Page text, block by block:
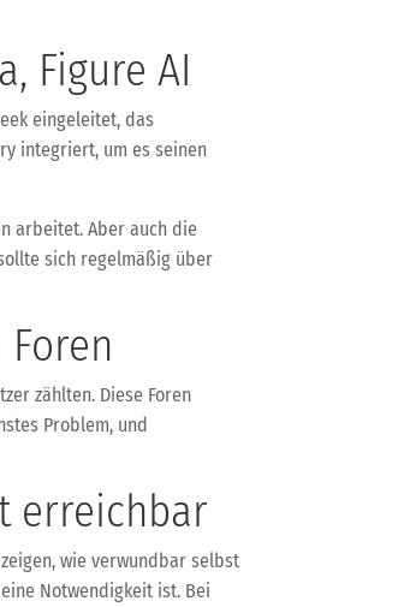
Figure AI
eingeleitet, das
integriert, um es seinen
arbeitet. Aber auch die
sich regelmäßig über
zählten. Diese Foren
Problem, und
erreichbar
wie verwundbar selbst
Notwendigkeit ist. Bei